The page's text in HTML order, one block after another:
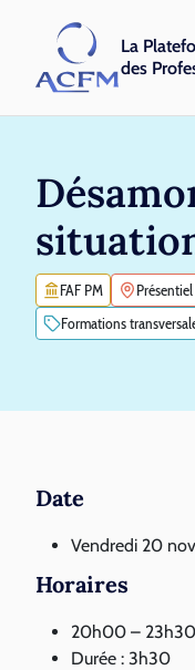
La
des
FAF PM Présentiel
Formations
Date
Vendredi 20
Horaires
20h00 – 23h30
Durée : 3h30